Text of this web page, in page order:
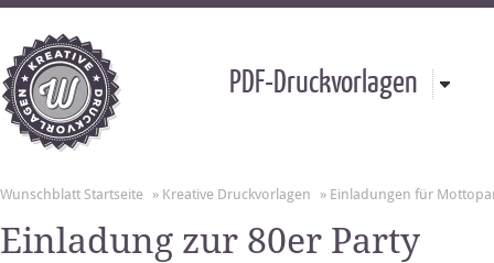
PDF-Druckvorlagen
Wunschblatt Startseite » Kreative Druckvorlagen » Einladungen für
Einladung zur 80er Party